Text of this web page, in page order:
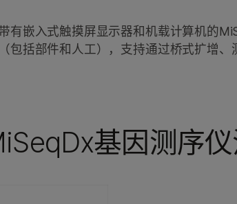
有嵌入式触摸屏显示器和机载计算机的
包括部件和人工），支持通过桥式扩增
基因测序